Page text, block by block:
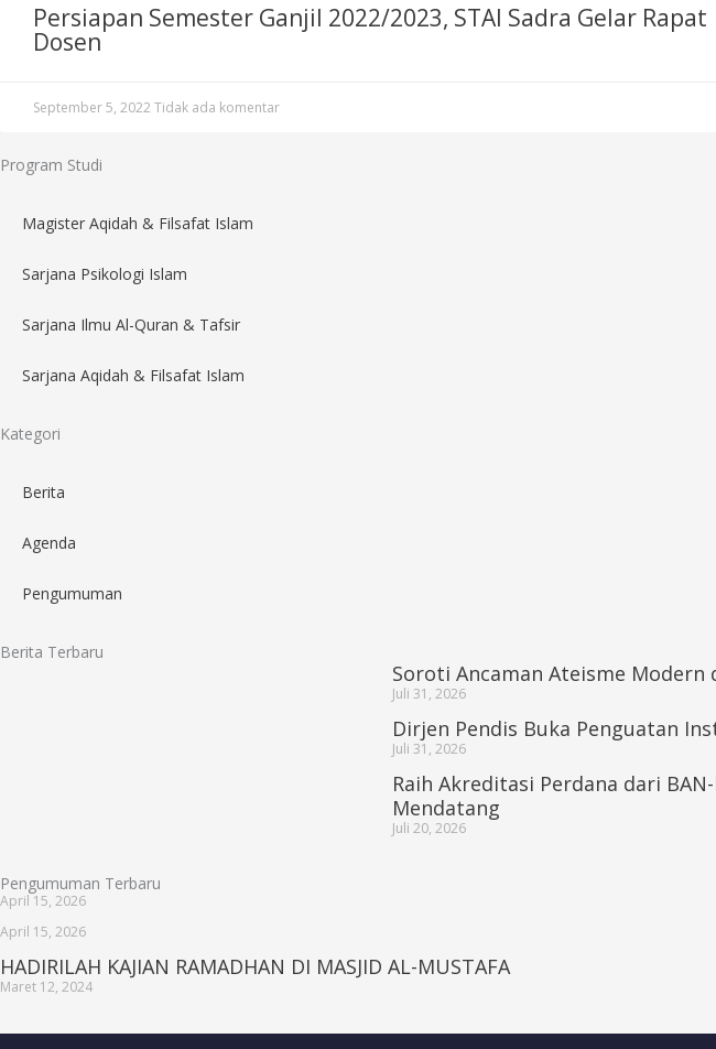
Persiapan Semester Ganjil 2022/2023, STAI Sadra Gelar Rapat
Dosen
September 5, 2022 Tidak ada komentar
Program Studi
Magister Aqidah & Filsafat Islam
Sarjana Psikologi Islam
Sarjana Ilmu Al-Quran & Tafsir
Sarjana Aqidah & Filsafat Islam
Kategori
Berita
Agenda
Pengumuman
Berita Terbaru
Soroti Ancaman Ateisme Modern
Juli 31, 2026
Dirjen Pendis Buka Penguatan
Juli 31, 2026
Raih Akreditasi Perdana dari
Mendatang
Juli 20, 2026
Pengumuman Terbaru
April 15, 2026
April 15, 2026
HADIRILAH KAJIAN RAMADHAN DI MASJID AL-MUSTAFA
Maret 12, 2024